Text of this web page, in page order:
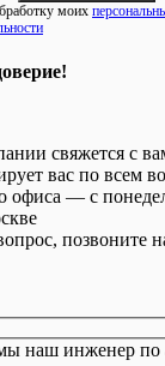
моих
свяжется с
вас по всем
офиса — с
позвоните
наш инженер по